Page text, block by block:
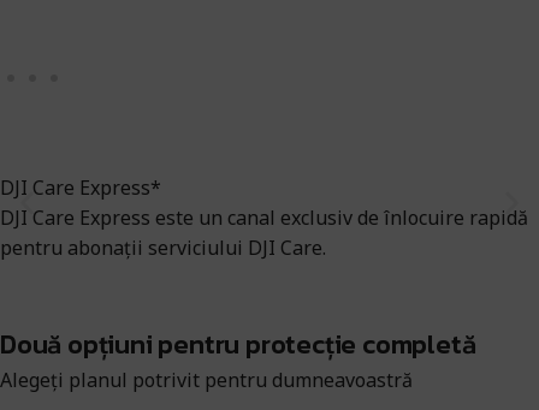
DJI Care Express*
DJI Care Express este un canal exclusiv de înlocuire rapidă
pentru abonații serviciului DJI Care.
Două opțiuni pentru protecție completă
Alegeți planul potrivit pentru dumneavoastră